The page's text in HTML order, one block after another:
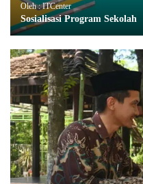
Oleh : ITCenter
Sosialisasi Program Sekolah